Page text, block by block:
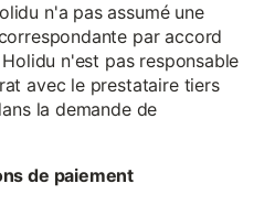
n'a pas assumé une
par accord
n'est pas responsable
avec le prestataire tiers
la demande de
de paiement